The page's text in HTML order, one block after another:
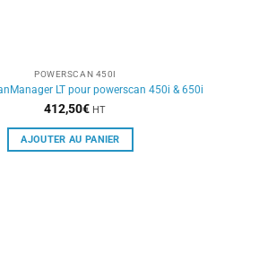
POWERSCAN 450I
LT pour powerscan 450i & 650i
412,50€ HT
AJOUTER AU PANIER